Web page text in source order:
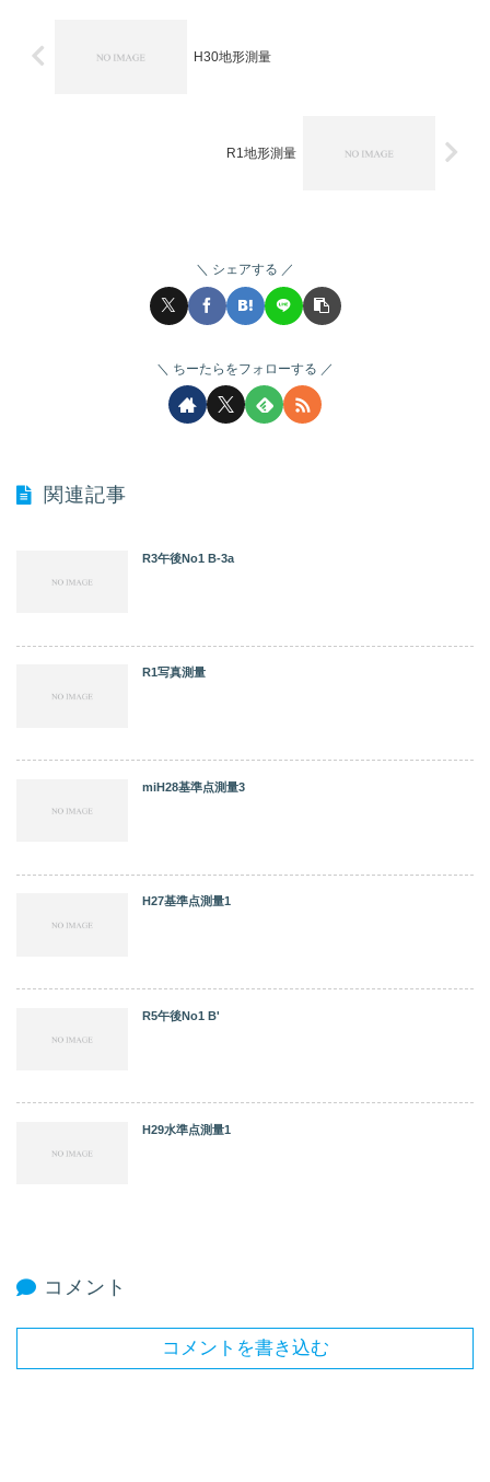
H30地形測量
R1地形測量
シェアする
ちーたらをフォローする
関連記事
R3午後No1 B-3a
R1写真測量
miH28基準点測量3
H27基準点測量1
R5午後No1 B'
H29水準点測量1
コメント
コメントを書き込む